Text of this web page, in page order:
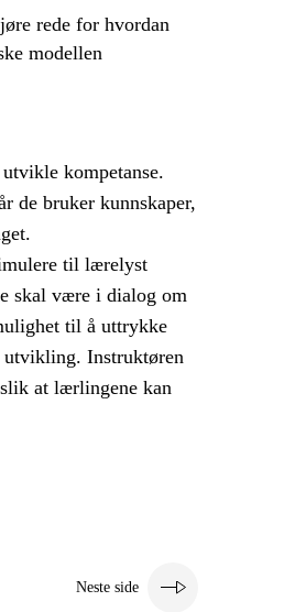
rede forhvordan
modellen
kompetanse.
de bruker kunnskaper,
til lærelyst
skal være i dialog om
til å uttrykke
utvikling. Instruktøren
at lærlingene kan
Neste side